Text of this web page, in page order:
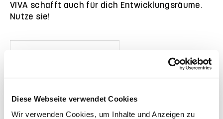
Diese Webseite verwendet Cookies
Wir verwenden Cookies, um Inhalte und Anzeigen zu
VIVA schafft auch für dich Entwicklungsräume.
Nutze sie!